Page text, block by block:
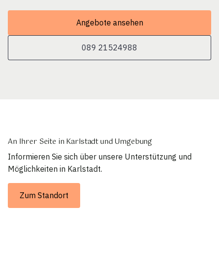
Angebote ansehen
089 21524988
An Ihrer Seite in Karlstadt und Umgebung
Informieren Sie sich über unsere Unterstützung und
Möglichkeiten in Karlstadt.
Zum Standort